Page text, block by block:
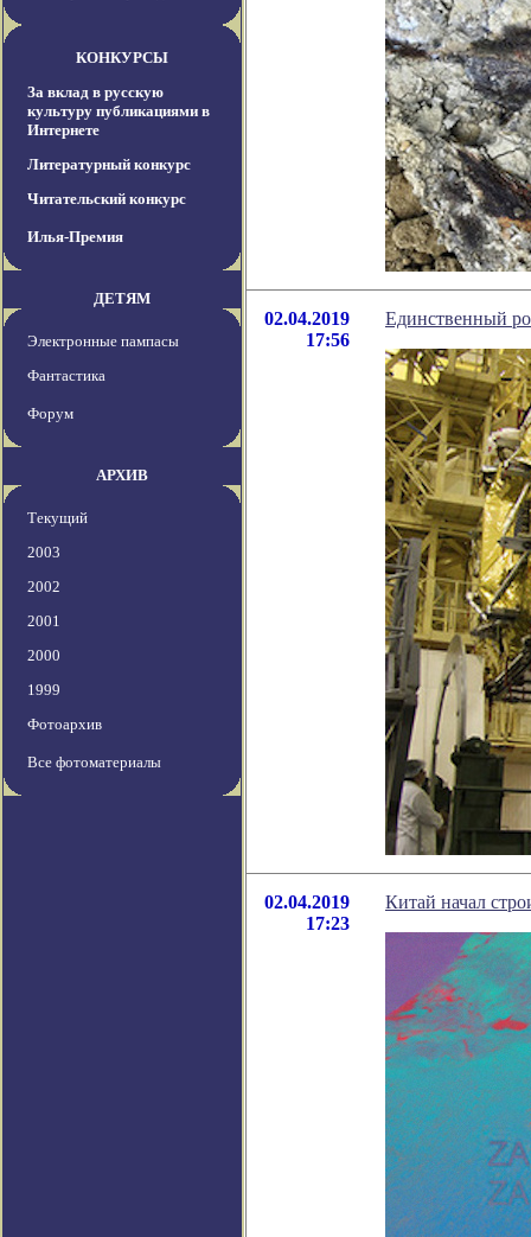
КОНКУРСЫ
За вклад в русскую
культуру публикациями в
Интернете
Литературный конкурс
Читательский конкурс
Илья-Премия
ДЕТЯМ
Электронные пампасы
Фантастика
Форум
АРХИВ
Текущий
2003
2002
2001
2000
1999
Фотоархив
Все фотоматериалы
02.04.2019
17:56
Единственный
02.04.2019
17:23
Китай начал